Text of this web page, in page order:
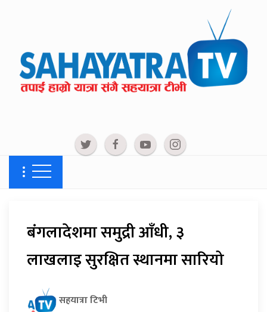
बंगलादेशमा समुद्री आँधी, ३
लाखलाइ सुरक्षित स्थानमा सारियो
सहयात्रा टिभी